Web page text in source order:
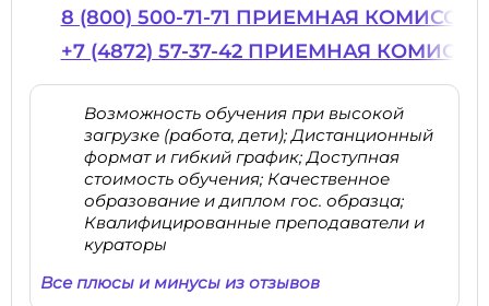
8 (800) 500-71-71 ПРИЕМНАЯ КОМИССИЯ
+7 (4872) 57-37-42 ПРИЕМНАЯ
Возможность обучения при высокой
загрузке (работа, дети); Дистанционный
формат и гибкий график; Доступная
стоимость обучения; Качественное
образование и диплом гос. образца;
Квалифицированные преподаватели и
кураторы
Все плюсы и минусы из отзывов